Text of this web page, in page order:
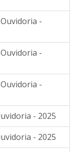
-
-
-
- 2025
- 2025